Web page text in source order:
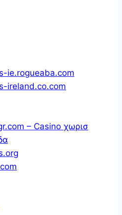
ie.rogueaba.com
ireland.co.com
– Casino χωρισ